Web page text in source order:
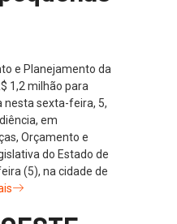
e Planejamento da
1,2 milhão para
nesta sexta-feira, 5,
em
Orçamento e
do Estado de
(5), na cidade de